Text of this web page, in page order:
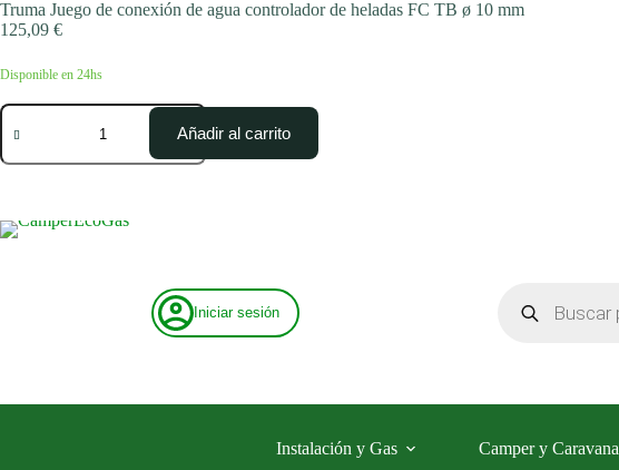
Saltar
al
Truma Juego de conexión de agua controlador de heladas FC TB ø 10 mm
125,09 €
Disponible en 24hs
Truma
Juego
conexión
controlador
de
Añadir al carrito
Iniciar sesión
productos
Instalación y Gas Camper y Caravana